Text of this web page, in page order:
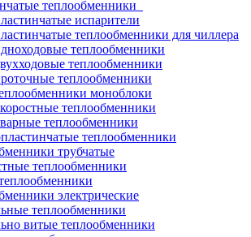
теплообменники
испарители
теплообменники для чиллера
теплообменники
теплообменники
теплообменники
моноблоки
теплообменники
теплообменники
теплообменники
трубчатые
теплообменники
электрические
теплообменники
витые теплообменники